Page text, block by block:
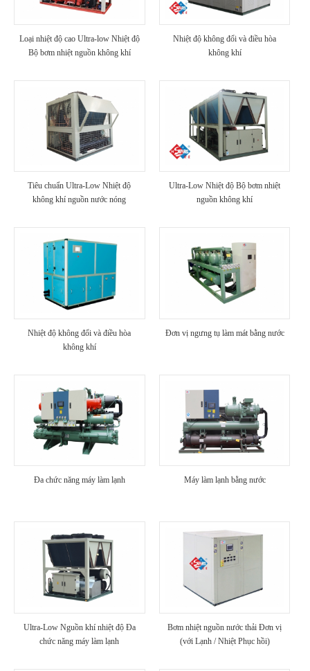
Loại nhiệt độ cao Ultra-low Nhiệt độ
Bộ bơm nhiệt nguồn không khí
Nhiệt độ không đổi và điều hòa
không khí
Tiêu chuẩn Ultra-Low Nhiệt độ
không khí nguồn nước nóng
Ultra-Low Nhiệt độ Bộ bơm nhiệt
nguồn không khí
Nhiệt độ không đổi và điều hòa
không khí
Đơn vị ngưng tụ làm mát bằng nước
Đa chức năng máy làm lạnh Máy làm lạnh bằng nước
Ultra-Low Nguồn khí nhiệt độ Đa
chức năng máy làm lạnh
Bơm nhiệt nguồn nước thải Đơn vị
(với Lạnh / Nhiệt Phục hồi)